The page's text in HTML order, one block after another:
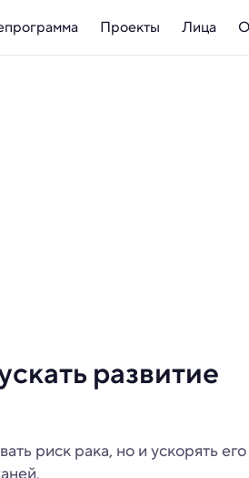
Проекты Лица
развитие
риск рака, но и ускорять его